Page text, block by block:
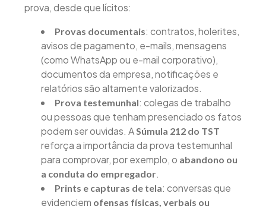
prova, desde que lícitos:
Provas documentais: contratos, holerites,
avisos de pagamento, e-mails, mensagens
(como WhatsApp ou e-mail corporativo),
documentos da empresa, notificações e
relatórios são altamente valorizados.
Prova testemunhal: colegas de trabalho
ou pessoas que tenham presenciado os fatos
podem ser ouvidas. A Súmula 212 do TST
reforça a importância da prova testemunhal
para comprovar, por exemplo, o abandono ou
a conduta do empregador.
Prints e capturas de tela: conversas que
evidenciem ofensas físicas, verbais ou